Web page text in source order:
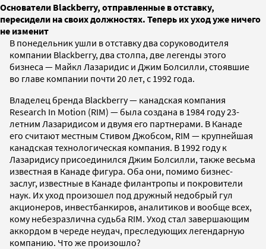
Основатели Blackberry, отправленные в отставку,
пересидели на своих должностях. Теперь их уход уже ничего
не изменит
В понедельник ушли в отставку два соруководителя
компании Blackberry, два столпа, две легенды этого
бизнеса — Майкл Лазаридис и Джим Болсилли, стоявшие
во главе компании почти 20 лет, с 1992 года.
Владелец бренда Blackberry — канадская компания
Research In Motion (RIM) — была создана в 1984 году 23-
летним Лазаридисом и двумя его партнерами. В Канаде
его считают местным Стивом Джобсом, RIM — крупнейшая
канадская технологическая компания. В 1992 году к
Лазаридису присоединился Джим Болсилли, также весьма
известная в Канаде фигура. Оба они, помимо бизнес-
заслуг, известные в Канаде филантропы и покровители
наук. Их уход произошел под дружный недобрый гул
акционеров, инвестбанкиров, аналитиков и вообще всех,
кому небезразлична судьба RIM. Уход стал завершающим
аккордом в череде неудач, преследующих легендарную
компанию. Что же произошло?